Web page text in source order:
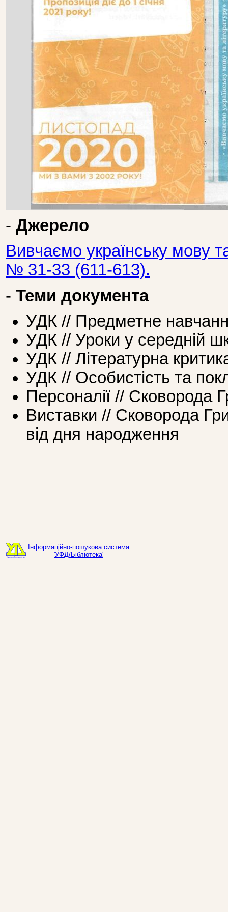
- Джерело
Вивчаємо українську мову
№ 31-33 (611-613).
- Теми документа
УДК // Предметне
УДК // Уроки у середній
УДК // Літературна
УДК // Особистість та
Персоналії // Сковорода
Виставки // Сковорода
від дня народження
Інформаційно-пошукова система
'УФД/Бібліотека'